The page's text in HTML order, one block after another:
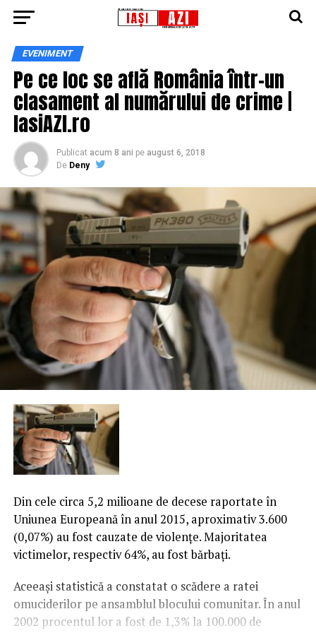
EVENIMENT
Pe ce loc se află România într-un
clasament al numărului de crime |
IasiAZI.ro
Publicat acum 8 ani pe august 6, 2018
De Deny
Din cele circa 5,2 milioane de decese raportate în
Uniunea Europeană în anul 2015, aproximativ 3.600
(0,07%) au fost cauzate de violenţe. Majoritatea
victimelor, respectiv 64%, au fost bărbaţi.
Aceeaşi statistică a constatat o scădere a ratei
omuciderilor pe ansamblul blocului comunitar. În anul
2002 procentul lor a fost de 1,3% la 100.000 de